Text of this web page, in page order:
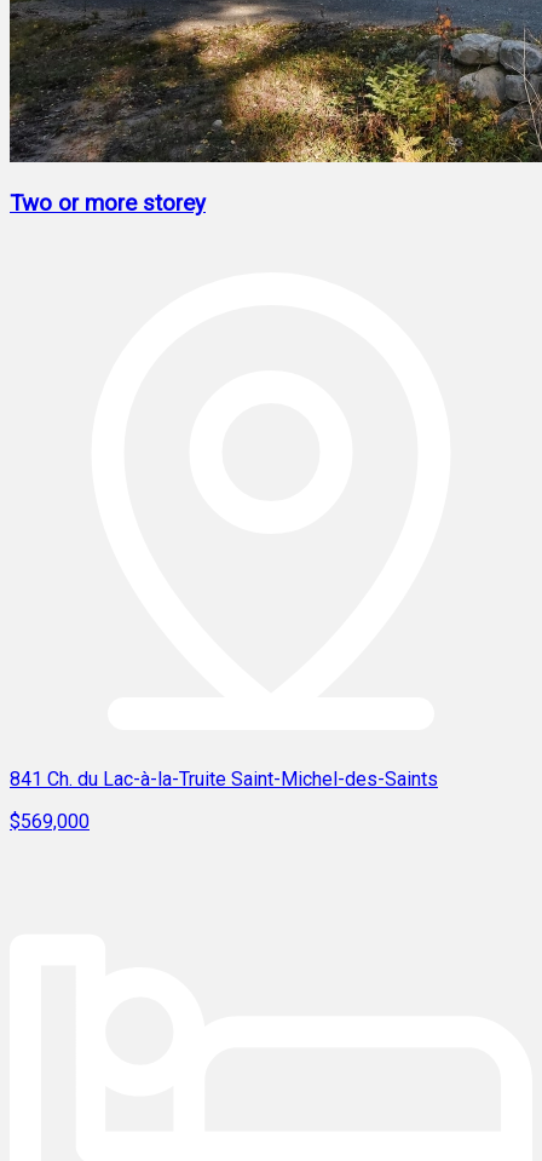
Two or more storey
841 Ch. du Lac-à-la-Truite Saint-Michel-des-Saints
$569,000